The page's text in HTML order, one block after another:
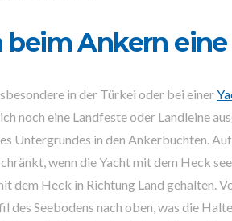
Ankern eine
in der Türkei oder bei einer
noch eine Landfeste oder Landleine
Untergrundes in den Ankerbuchten.
wenn die Yacht mit dem Heck
dem Heck in Richtung Land gehalten.
des Seebodens nach oben, was die